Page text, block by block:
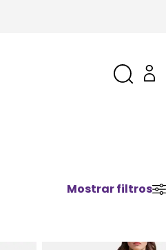
Mostrar filtros